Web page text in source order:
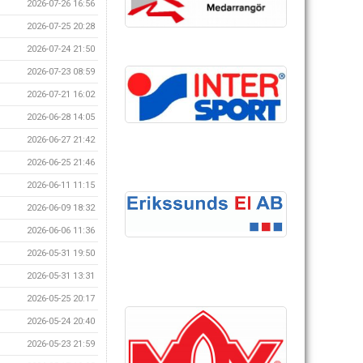
2026-07-26 16:56
2026-07-25 20:28
2026-07-24 21:50
2026-07-23 08:59
2026-07-21 16:02
2026-06-28 14:05
2026-06-27 21:42
2026-06-25 21:46
2026-06-11 11:15
2026-06-09 18:32
2026-06-06 11:36
2026-05-31 19:50
2026-05-31 13:31
2026-05-25 20:17
2026-05-24 20:40
2026-05-23 21:59